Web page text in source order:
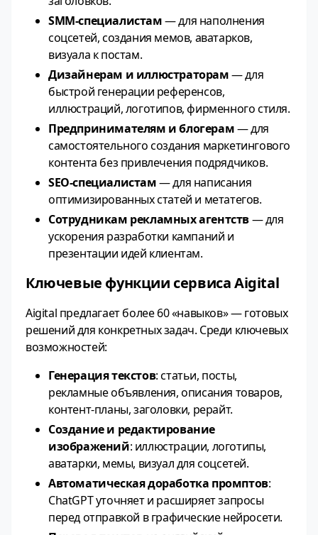
SMM‑специалистам— для наполнения
соцсетей, создания мемов, аватарков,
визуала к постам.
Дизайнерам и иллюстраторам— для
быстрой генерации референсов,
иллюстраций, логотипов, фирменного стиля.
Предпринимателям и блогерам— для
самостоятельного создания маркетингового
контента без привлечения подрядчиков.
SEO‑специалистам— для написания
оптимизированных статей и метатегов.
Сотрудникам рекламных агентств— для
ускорения разработки кампаний и
презентации идей клиентам.
Ключевые функции сервиса Aigital
Aigital предлагает более 60 «навыков» — готовых
решений для конкретных задач. Среди ключевых
возможностей:
Генерация текстов: статьи, посты,
рекламные объявления, описания товаров,
контент‑планы, заголовки, рерайт.
Создание и редактирование
изображений: иллюстрации, логотипы,
аватарки, мемы, визуал для соцсетей.
Автоматическая доработка промптов:
ChatGPT уточняет и расширяет запросы
перед отправкой в графические нейросети.